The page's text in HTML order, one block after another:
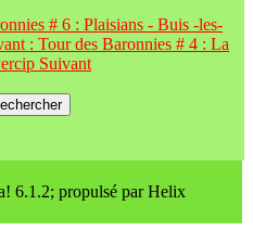
# 6 : Plaisians - Buis -les-
: Tour des Baronnies # 4 : La
Suivant
6.1.2; propulsé par Helix